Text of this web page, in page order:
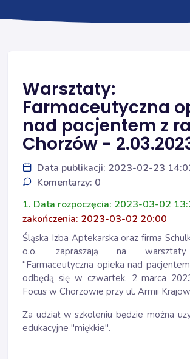
Warsztaty:
Farmaceutyczna
nad pacjentem z
Chorzów -
Data publikacji: 2023-02-23
Komentarzy: 0
1. Data rozpoczęcia: 2023-03-02
zakończenia: 2023-03-02 20:00
Śląska Izba Aptekarska oraz firma
o.o. zapraszają na warsztaty
"Farmaceutyczna opieka nad
odbędą się w czwartek, 2 marca
Focus w Chorzowie przy ul. Armii
Za udział w szkoleniu będzie można
edukacyjne "miękkie".